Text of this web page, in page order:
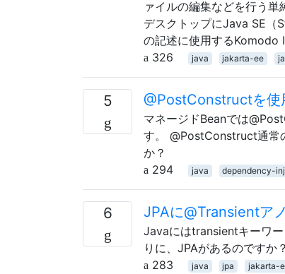
ァイルの編集などを行う
デスクトップにJava SE（
の記述に使用するKomodo
326
java jakarta-ee
5 @PostConstructを使
マネージドBeanでは
す。 @PostConstruct通常
か？
294
java dependency-
6 JPAに@Transientア
Javaにはtransientキーワ
りに、JPAがあるのですか？
283
java jpa jakarta-